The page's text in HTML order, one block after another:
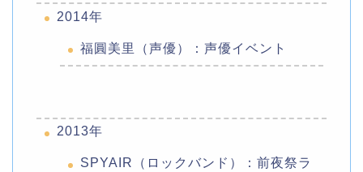
2014年
福圓美里（声優）：声優イベント
2013年
SPYAIR（ロックバンド）：前夜祭ラ